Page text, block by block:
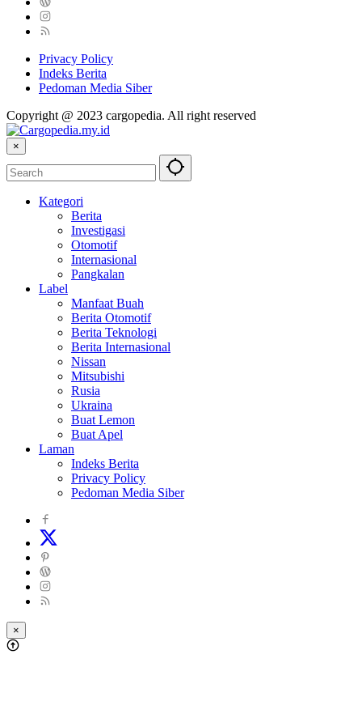
Privacy Policy
Indeks Berita
Pedoman Media Siber
Copyright @ 2023 cargopedia. All right reserved
×
Kategori
Berita
Investigasi
Otomotif
Internasional
Pangkalan
Label
Manfaat Buah
Berita Otomotif
Berita Teknologi
Berita Internasional
Nissan
Mitsubishi
Rusia
Ukraina
Buat Lemon
Buat Apel
Laman
Indeks Berita
Privacy Policy
Pedoman Media Siber
×